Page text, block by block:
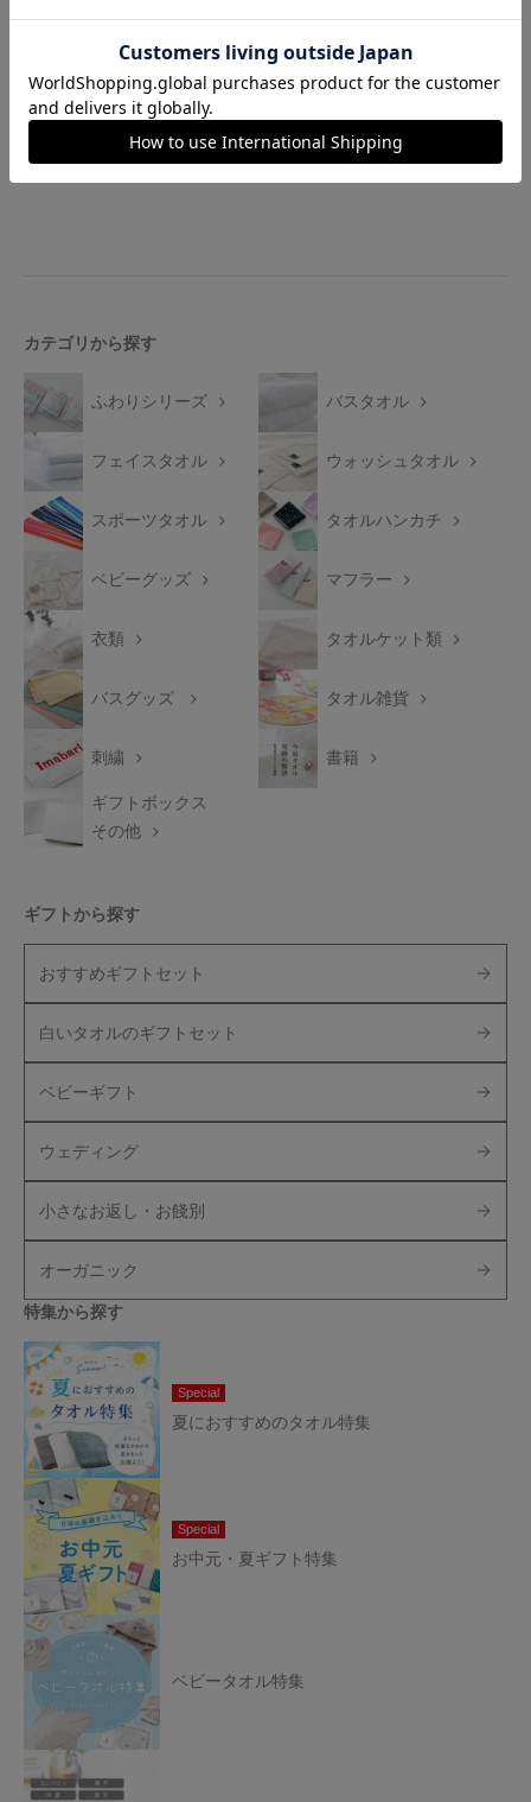
お気に入りに登録する
カテゴリから探す
ふわりシリーズ バスタオル
フェイスタオル ウォッシュタオル
スポーツタオル タオルハンカチ
ベビーグッズ マフラー
衣類 タオルケット類
バスグッズ タオル雑貨
刺繍 書籍
ギフトボックス
その他
ギフトから探す
おすすめギフトセット
白いタオルのギフトセット
ベビーギフト
ウェディング
小さなお返し・お餞別
オーガニック
特集から探す
Special
夏におすすめのタオル特集
Special
お中元・夏ギフト特集
ベビータオル特集